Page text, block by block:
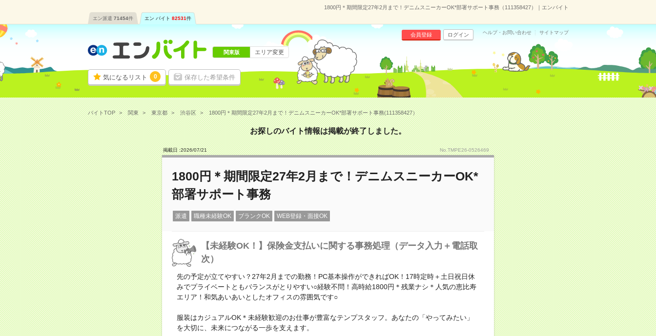
1800円＊期間限定27年2月まで！デニムスニーカーOK*部署サポート事務（111358427）｜エンバイト
エン派遣 71454件 エン バイト 82531件
気になるリスト 0 保存した希望条件
会員登録 ログイン ヘルプ・お問い合わせ サイトマップ
関東版 エリア変更
バイトTOP 関東 東京都 渋谷区 1800円＊期間限定27年2月まで！デニムスニーカーOK*部署サポート事務(111358427）
お探しのバイト情報は掲載が終了しました。
掲載日 :2026/07/21 No.TMPE26-0526469
1800円＊期間限定27年2月まで！デニムスニーカーOK*
部署サポート事務
派遣 職種未経験OK ブランクOK WEB登録・面接OK
【未経験OK！】保険金支払いに関する事務処理（データ入力＋電話取
次）
先の予定が立てやすい？27年2月までの勤務！PC基本操作ができればOK！17時定時＋土日祝日休
みでプライベートともバランスがとりやすい○経験不問！高時給1800円＊残業ナシ＊人気の恵比寿
エリア！和気あいあいとしたオフィスの雰囲気です○
服装はカジュアルOK＊未経験歓迎のお仕事が豊富なテンプスタッフ。あなたの「やってみたい」
を大切に、未来につながる一歩を支えます。